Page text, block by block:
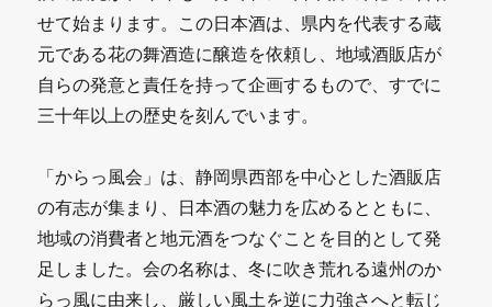
せて始まります。この日本酒は、県内を代表する蔵
元である花の舞酒造に醸造を依頼し、地域酒販店が
自らの発意と責任を持って企画するもので、すでに
三十年以上の歴史を刻んでいます。
「からっ風会」は、静岡県西部を中心とした酒販店
の有志が集まり、日本酒の魅力を広めるとともに、
地域の消費者と地元酒をつなぐことを目的として発
足しました。会の名称は、冬に吹き荒れる遠州のか
らっ風に由来し、厳しい風土を逆に力強さへと転じ